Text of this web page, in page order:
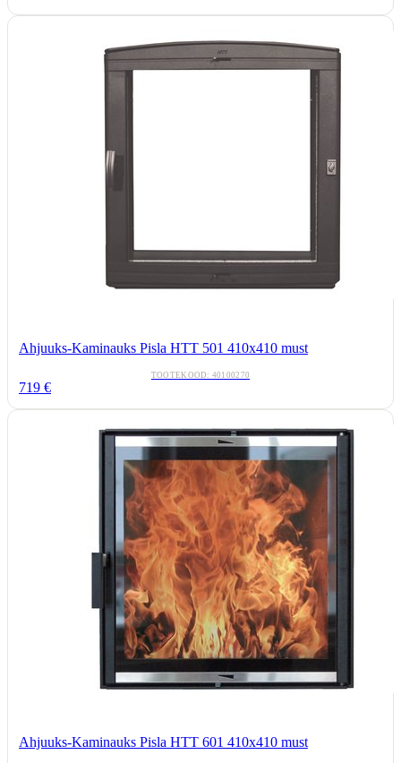
Ahjuuks-Kaminauks Pisla HTT 501 410x410 must
TOOTEKOOD: 40100270
719 €
Ahjuuks-Kaminauks Pisla HTT 601 410x410 must